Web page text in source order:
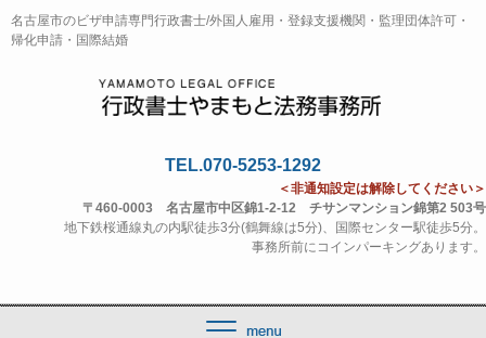
名古屋市のビザ申請専門行政書士/外国人雇用・登録支援機関・監理団体許可・
帰化申請・国際結婚
TEL.070-5253-1292
＜非通知設定は解除してください＞
〒460-0003 名古屋市中区錦1-2-12 チサンマンション錦第2 503号
地下鉄桜通線丸の内駅徒歩3分(鶴舞線は5分)、国際センター駅徒歩5分。
事務所前にコインパーキングあります。